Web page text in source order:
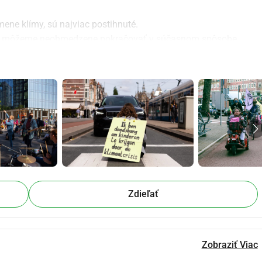
klímy, sú najviac postihnuté.
zábavné a niekedy aj rušivé akcie, aby upozornili na
klímy.
svojou peňaženkou!
nám pomáhate zabezpečiť, aby naša vláda robila to, čo
zemi.
Zdieľať
Zobraziť Viac